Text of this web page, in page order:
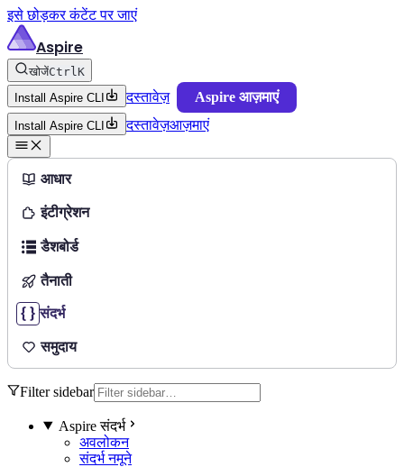
इसे छोड़कर कंटेंट पर जाएं
Aspire
खोजेंCtrlK
Install Aspire CLI
दस्तावेज़ Aspire आज़माएं
Install Aspire CLI दस्तावेज़आज़माएं
आधार
इंटीग्रेशन
डैशबोर्ड
तैनाती
संदर्भ
समुदाय
Filter sidebar
Aspire संदर्भ
अवलोकन
संदर्भ नमूने